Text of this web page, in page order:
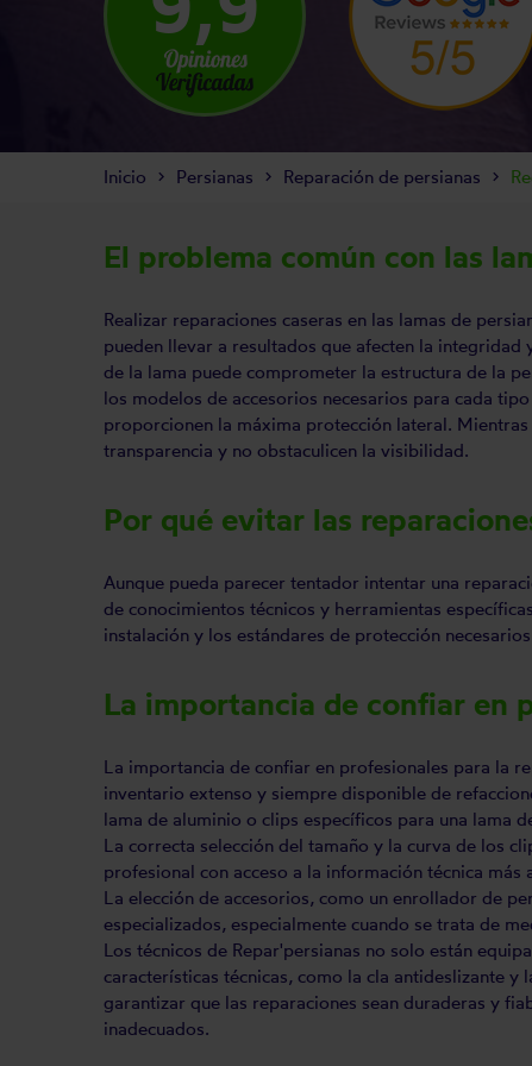
El problema común con las
Realizar reparaciones caseras en las lamas de
pueden llevar a resultados que afecten la
de la lama puede comprometer la estructura de la
los modelos de accesorios necesarios para cada
proporcionen la máxima protección lateral.
transparencia y no obstaculicen la visibilidad.
Por qué evitar las
Aunque pueda parecer tentador intentar una
de conocimientos técnicos y herramientas
instalación y los estándares de protección
La importancia de confiar en
La importancia de confiar en profesionales para la
inventario extenso y siempre disponible de
lama de aluminio o clips específicos para una lama
La correcta selección del tamaño y la curva de los
profesional con acceso a la información técnica más
La elección de accesorios, como un enrollador de
especializados, especialmente cuando se trata de
Los técnicos de Repar'persianas no solo están
características técnicas, como la cla antideslizante
garantizar que las reparaciones sean duraderas y
inadecuados.
Inicio Persianas Reparación de persianas